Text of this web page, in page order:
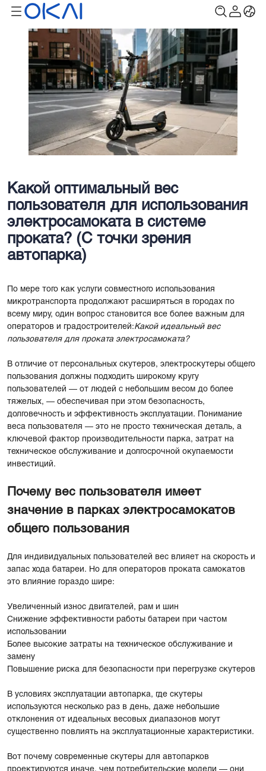
Какой оптимальный вес
пользователя для использования
электросамоката в системе
проката? (С точки зрения
автопарка)
По мере того как услуги совместного использования
микротранспорта продолжают расширяться в городах по
всему миру, один вопрос становится все более важным для
операторов и градостроителей:Какой идеальный вес
пользователя для проката электросамоката?
В отличие от персональных скутеров, электроскутеры общего
пользования должны подходить широкому кругу
пользователей — от людей с небольшим весом до более
тяжелых, — обеспечивая при этом безопасность,
долговечность и эффективность эксплуатации. Понимание
веса пользователя — это не просто техническая деталь, а
ключевой фактор производительности парка, затрат на
техническое обслуживание и долгосрочной окупаемости
инвестиций.
Почему вес пользователя имеет
значение в парках электросамокатов
общего пользования
Для индивидуальных пользователей вес влияет на скорость и
запас хода батареи. Но для операторов проката самокатов
это влияние гораздо шире:
Увеличенный износ двигателей, рам и шин
Снижение эффективности работы батареи при частом
использовании
Более высокие затраты на техническое обслуживание и
замену
Повышение риска для безопасности при перегрузке скутеров
В условиях эксплуатации автопарка, где скутеры
используются несколько раз в день, даже небольшие
отклонения от идеальных весовых диапазонов могут
существенно повлиять на эксплуатационные характеристики.
Вот почему современные скутеры для автопарков
проектируются иначе, чем потребительские модели — они